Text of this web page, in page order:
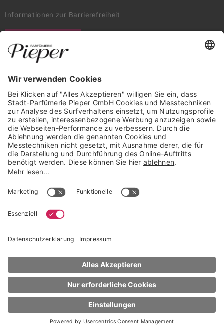
Schwarzkopf Professional
10in1 Summer Fluid
€ 19,16
100 ml
100 ml (€ 191,60 / 1 l)
Informationen zur Barrierefreiheit
Trusted Shops Mitglied seit 2010
* unverbindliche Preisempfehlung der Verbundgruppe beauty alliance
NACH OBEN